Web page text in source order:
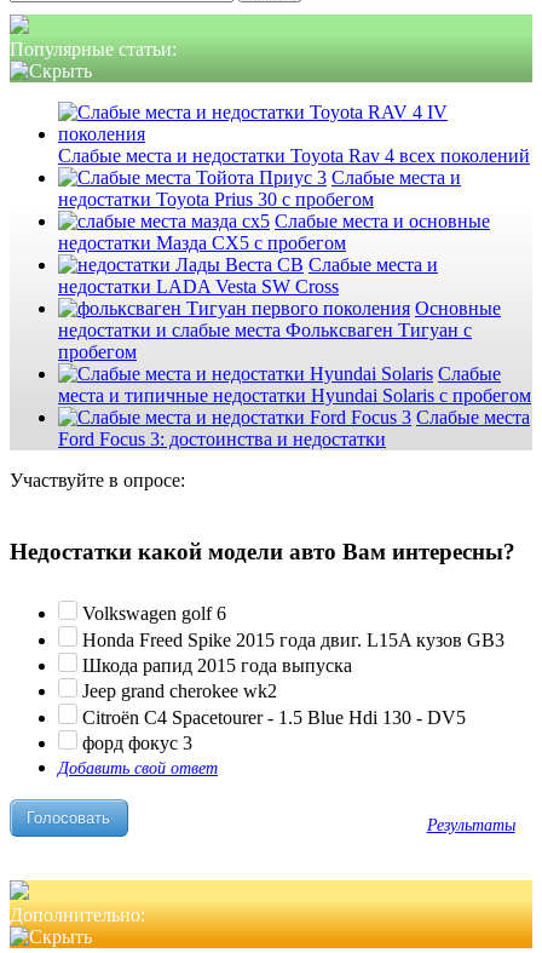
Популярные статьи:
Слабые места и недостатки Toyota Rav 4 всех поколений
Слабые места и
недостатки Toyota Prius 30 с пробегом
Слабые места и основные
недостатки Мазда СХ5 с пробегом
Слабые места и
недостатки LADA Vesta SW Cross
Основные
недостатки и слабые места Фольксваген Тигуан с
пробегом
Слабые
места и типичные недостатки Hyundai Solaris с пробегом
Слабые места
Ford Focus 3: достоинства и недостатки
Участвуйте в опросе:
Недостатки какой модели авто Вам интересны?
Volkswagen golf 6
Honda Freed Spike 2015 года двиг. L15A кузов GB3
Шкода рапид 2015 года выпуска
Jeep grand cherokee wk2
Citroën C4 Spacetourer - 1.5 Blue Hdi 130 - DV5
форд фокус 3
Добавить свой ответ
Результаты
Дополнительно: